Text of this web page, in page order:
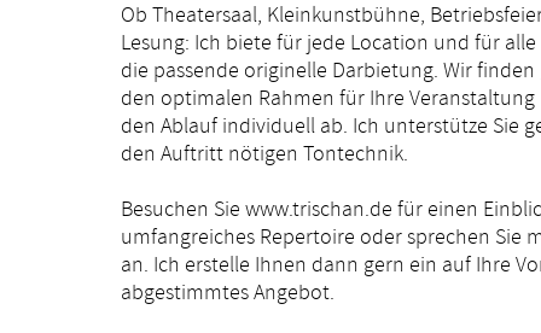
Ob Theatersaal, Kleinkunstbühne,
Lesung: Ich biete für jede Location und für
die passende originelle Darbietung. Wir
den optimalen Rahmen für Ihre
den Ablauf individuell ab. Ich unterstütze Sie
den Auftritt nötigen Tontechnik.
Besuchen Sie www.trischan.de für einen
umfangreiches Repertoire oder sprechen Sie
an. Ich erstelle Ihnen dann gern ein auf Ihre
abgestimmtes Angebot.